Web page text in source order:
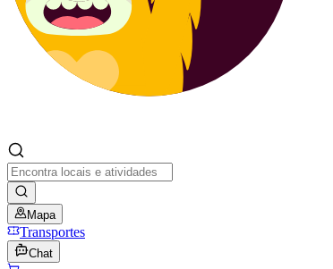
Mapa
Transportes
Chat